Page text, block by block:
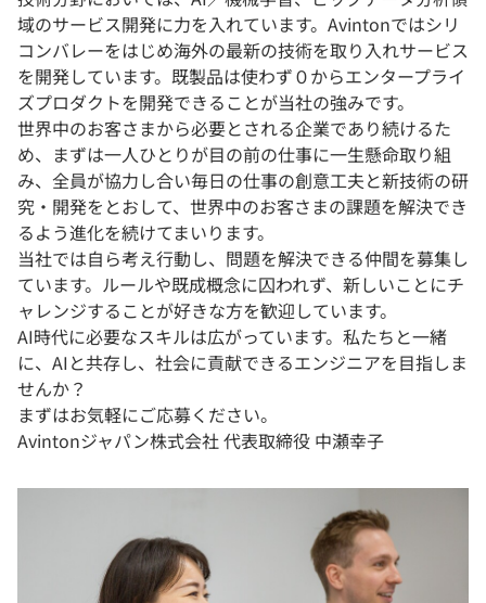
域のサービス開発に力を入れています。Avintonではシリ
コンバレーをはじめ海外の最新の技術を取り入れサービス
を開発しています。既製品は使わず０からエンタープライ
ズプロダクトを開発できることが当社の強みです。
世界中のお客さまから必要とされる企業であり続けるた
め、まずは一人ひとりが目の前の仕事に一生懸命取り組
み、全員が協力し合い毎日の仕事の創意工夫と新技術の研
究・開発をとおして、世界中のお客さまの課題を解決でき
るよう進化を続けてまいります。
当社では自ら考え行動し、問題を解決できる仲間を募集し
ています。ルールや既成概念に囚われず、新しいことにチ
ャレンジすることが好きな方を歓迎しています。
AI時代に必要なスキルは広がっています。私たちと一緒
に、AIと共存し、社会に貢献できるエンジニアを目指しま
せんか？
まずはお気軽にご応募ください。
Avintonジャパン株式会社 代表取締役 中瀬幸子